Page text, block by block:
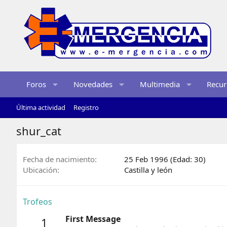
Foros Novedades Multimedia
Última actividad Registro
shur_cat
Fecha de nacimiento
25 Feb 1996 (Edad: 30)
Ubicación
Castilla y león
Trofeos
1 First Message